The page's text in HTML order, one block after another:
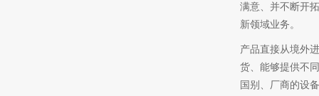
满意、并不断开拓
新领域业务。
产品直接从境外进
货、能够提供不同
国别、厂商的设备